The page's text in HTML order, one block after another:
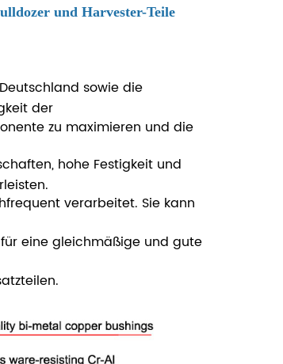
und Harvester-Teile
sowie die
der
zu maximieren und die
hohe Festigkeit und
verarbeitet. Sie kann
eine gleichmäßige und gute